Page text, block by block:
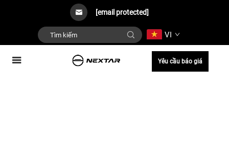
[email protected]
VI
Yêu cầu báo giá